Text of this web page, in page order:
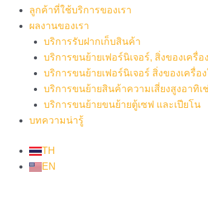
ลูกค้าที่ใช้บริการของเรา
ผลงานของเรา
บริการรับฝากเก็บสินค้า
บริการขนย้ายเฟอร์นิเจอร์, สิ่งของเค
บริการขนย้ายเฟอร์นิเจอร์ สิ่งของเครื่
บริการขนย้ายสินค้าความเสี่ยงสูงอาทิเ
บริการขนย้ายขนย้ายตู้เซฟ และเปียโน
บทความน่ารู้
TH
EN